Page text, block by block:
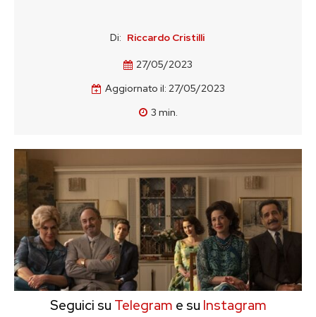
Di: Riccardo Cristilli
27/05/2023
Aggiornato il: 27/05/2023
3 min.
Seguici su Telegram e su Instagram